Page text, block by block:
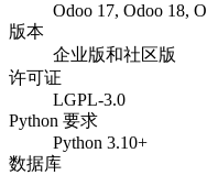
Odoo 17, Odoo 18,
版本
企业版和社区版
许可证
LGPL-3.0
Python 要求
Python 3.10+
数据库